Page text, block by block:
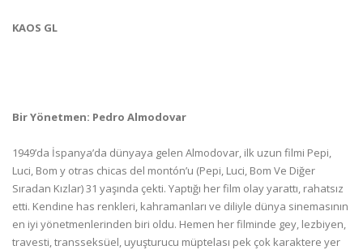
KAOS GL
Bir Yönetmen: Pedro Almodovar
1949’da İspanya’da dünyaya gelen Almodovar, ilk uzun filmi Pepi,
Luci, Bom y otras chicas del montón’u (Pepi, Luci, Bom Ve Diğer
Sıradan Kızlar) 31 yaşında çekti. Yaptığı her film olay yarattı, rahatsız
etti. Kendine has renkleri, kahramanları ve diliyle dünya sinemasının
en iyi yönetmenlerinden biri oldu. Hemen her filminde gey, lezbiyen,
travesti, transseksüel, uyuşturucu müptelası pek çok karaktere yer